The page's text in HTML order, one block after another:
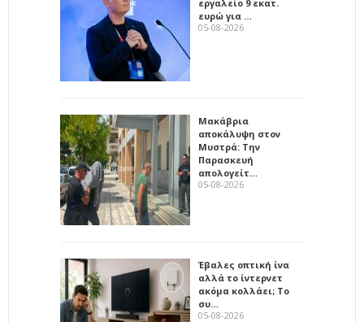
εργαλείο 9 εκατ.
ευρώ για …
05-08-2026
Μακάβρια
αποκάλυψη στον
Μυστρά: Την
Παρασκευή
απολογείτ…
05-08-2026
Έβαλες οπτική ίνα
αλλά το ίντερνετ
ακόμα κολλάει; Το
συ…
05-08-2026